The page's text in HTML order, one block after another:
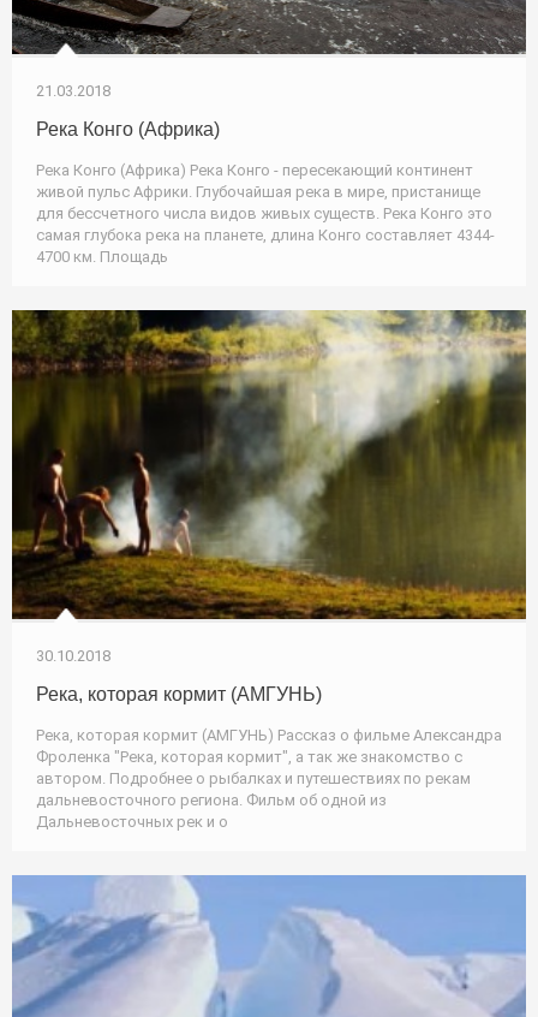
21.03.2018
Река Конго (Африка)
Река Конго (Африка) Река Конго - пересекающий континент
живой пульс Африки. Глубочайшая река в мире, пристанище
для бессчетного числа видов живых существ. Река Конго это
самая глубока река на планете, длина Конго составляет 4344-
4700 км. Площадь
30.10.2018
Река, которая кормит (АМГУНЬ)
Река, которая кормит (АМГУНЬ) Рассказ о фильме Александра
Фроленка "Река, которая кормит", а так же знакомство с
автором. Подробнее о рыбалках и путешествиях по рекам
дальневосточного региона. Фильм об одной из
Дальневосточных рек и о